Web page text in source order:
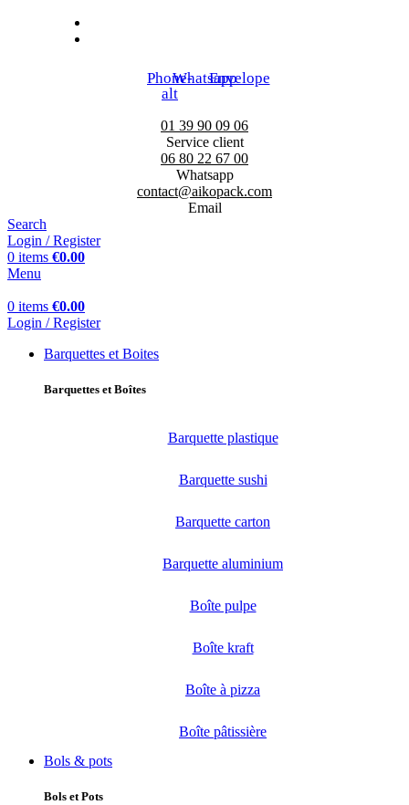
Phone-
alt
WhatsappEnvelope
01 39 90 09 06
Service client
06 80 22 67 00
Whatsapp
contact@aikopack.com
Email
Search
Login / Register
0 items €0.00
Menu
0 items €0.00
Login / Register
Barquettes et Boites
Barquettes et Boîtes
Barquette plastique
Barquette sushi
Barquette carton
Barquette aluminium
Boîte pulpe
Boîte kraft
Boîte à pizza
Boîte pâtissière
Bols & pots
Bols et Pots